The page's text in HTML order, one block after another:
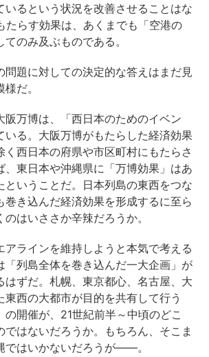
いるという状況を改善させることはな
たらす効果は、あくまでも「空港の
のみ及ぶものである。
問題に対しての決定的な答えはまだ見
だ。
阪万博は、「西日本のためのイベン
いる。大阪万博がもたらした経済効果
く西日本の府県や市区町村にもたらさ
、東日本や沖縄県に「万博効果」はあ
ということだ。日本列島の東西をつな
巻き込んだ経済効果を形成するに至ら
はいささか辛辣だろうか。
アラインを維持しようと本気で考える
「列島全体を巻き込んだ一大企画」が
はずだ。札幌、東京都心、名古屋、大
東西の大都市が目的を共有して行う
の開催が、21世紀前半～中頃のどこ
ではないだろうか。もちろん、そこま
ではいかないだろうが――。